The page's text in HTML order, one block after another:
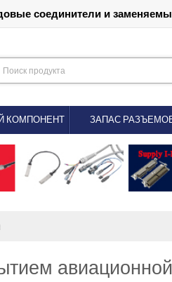
соединители и
КОМПОНЕНТ ЗАПАС